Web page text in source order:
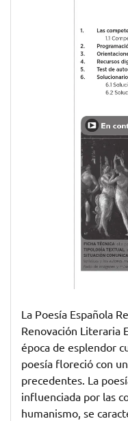
Española
La Poesía Española
Renovación Literaria
época de esplendor
poesía floreció con
precedentes. La
influenciada por las
humanismo, se